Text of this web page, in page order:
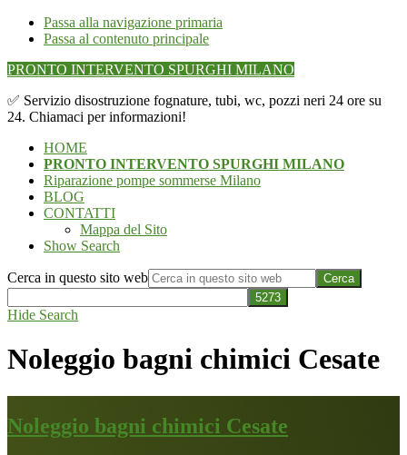
Passa alla navigazione primaria
Passa al contenuto principale
PRONTO INTERVENTO SPURGHI MILANO
✅ Servizio disostruzione fognature, tubi, wc, pozzi neri 24 ore su
24. Chiamaci per informazioni!
HOME
PRONTO INTERVENTO SPURGHI MILANO
Riparazione pompe sommerse Milano
BLOG
CONTATTI
Mappa del Sito
Show Search
Cerca in questo sito web
Hide Search
Noleggio bagni chimici Cesate
Noleggio bagni chimici Cesate